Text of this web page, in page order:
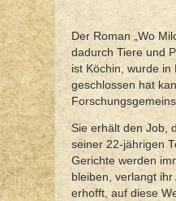
Der Roman „Wo
dadurch Tiere und
ist Köchin, wurde in
geschlossen hat
Sie erhält den Job,
seiner 22-jährigen
Gerichte werden
bleiben, verlangt
erhofft, auf diese